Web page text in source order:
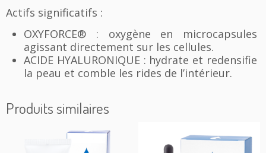
Actifs significatifs :
OXYFORCE® : oxygène en microcapsules
agissant directement sur les cellules.
ACIDE HYALURONIQUE : hydrate et redensifie
la peau et comble les rides de l’intérieur.
Produits similaires